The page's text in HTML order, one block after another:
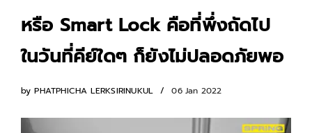
หรือ Smart Lock คือที่พึ่งถัดไป
ในวันที่คีย์ใดๆ ก็ยังไม่ปลอดภัยพอ
by PHATPHICHA LERKSIRINUKUL 06 Jan 2022